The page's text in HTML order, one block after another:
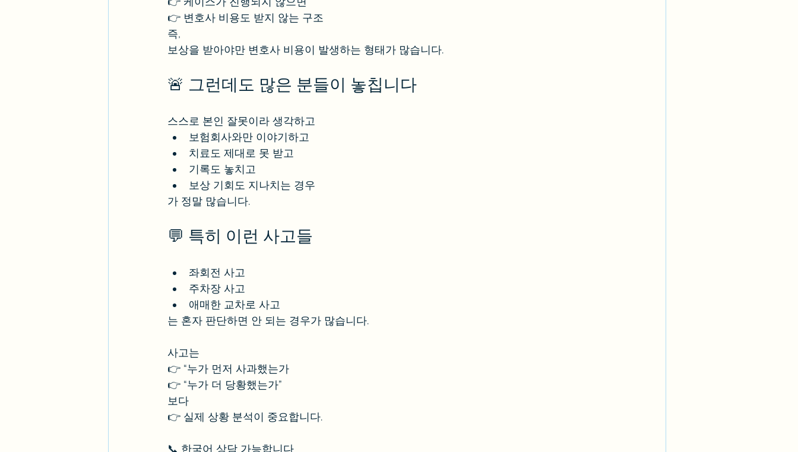
👉 변호사 비용도 받지 않는 구조
즉,
보상을 받아야만 변호사 비용이 발생하는 형태가 많습니다.
🚨 그런데도 많은 분들이 놓칩니다
스스로 본인 잘못이라 생각하고
보험회사와만 이야기하고
치료도 제대로 못 받고
기록도 놓치고
보상 기회도 지나치는 경우
가 정말 많습니다.
💬 특히 이런 사고들
좌회전 사고
주차장 사고
애매한 교차로 사고
는 혼자 판단하면 안 되는 경우가 많습니다.
사고는
👉 “누가 먼저 사과했는가
👉 “누가 더 당황했는가”
보다
👉 실제 상황 분석이 중요합니다.
📞 한국어 상담 가능합니다